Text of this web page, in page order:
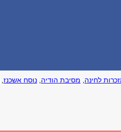
לחינה מסיבת הודיה נוסח אשכנז